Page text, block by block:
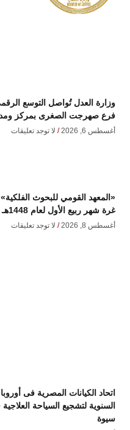
وزارة العدل تُواصل التوسع
فرع صهرجت الصغرى بمركز
أغسطس 6, 2026 لا توجد تعليقات
«المعهد القومي للبحوث
غرة شهر ربيع الأول لعام 1448هـ فلكيًا
أغسطس 8, 2026 لا توجد تعليقات
اتحاد الكيانات المصرية فى أوروبا
السنوية لتشجيع السياحة
سيوة